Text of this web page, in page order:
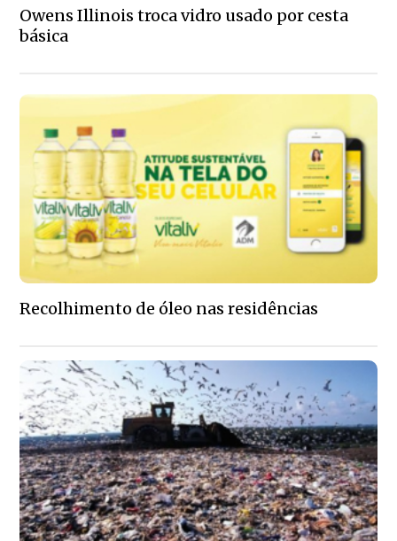
Owens Illinois troca vidro usado por cesta
básica
Recolhimento de óleo nas residências